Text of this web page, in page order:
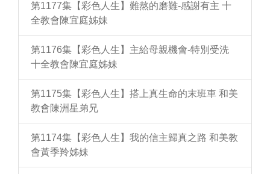
第1177集【彩色人生】難熬的磨難-感謝有主 十
全教會陳宜庭姊妹
第1176集【彩色人生】主給母親機會-特別受洗
十全教會陳宜庭姊妹
第1175集【彩色人生】搭上真生命的末班車 和美
教會陳洲星弟兄
第1174集【彩色人生】我的信主歸真之路 和美教
會黃季羚姊妹